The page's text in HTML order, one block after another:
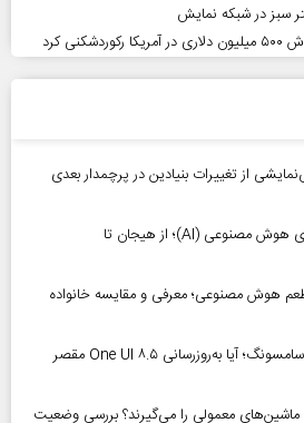
سبز در شبکه نمایش
کرد
پیش‌نمایشی از تغییرات بنیادین در پرچمدار بعدی
رشد خیره‌کننده بازار توکن‌های هوش مصنوعی (AI)؛ از هیجان تا
هوش مصنوعی؛ معرفی و مقایسه خانواده
بحران باتری در گوشی‌های سامسونگ؛ آیا به‌روزرسانی One UI ۸.۵ مقصر
معمولی را می‌گیرند؟ بررسی وضعیت